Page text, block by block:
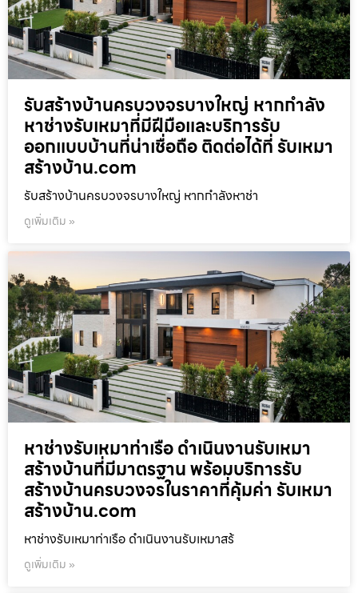
รับสร้างบ้านครบวงจรบางใหญ่ หากกำลัง
หาช่างรับเหมาที่มีฝีมือและบริการรับ
ออกแบบบ้านที่น่าเชื่อถือ ติดต่อได้ที่ รับเหมา
สร้างบ้าน.com
รับสร้างบ้านครบวงจรบางใหญ่ หากกำลังหาช่า
ดูเพิ่มเติม »
หาช่างรับเหมาท่าเรือ ดำเนินงานรับเหมา
สร้างบ้านที่มีมาตรฐาน พร้อมบริการรับ
สร้างบ้านครบวงจรในราคาที่คุ้มค่า รับเหมา
สร้างบ้าน.com
หาช่างรับเหมาท่าเรือ ดำเนินงานรับเหมาสร้
ดูเพิ่มเติม »